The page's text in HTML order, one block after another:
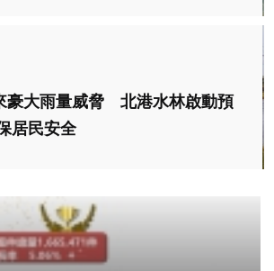
豪大雨量威脅 北港水林啟動預
居民安全